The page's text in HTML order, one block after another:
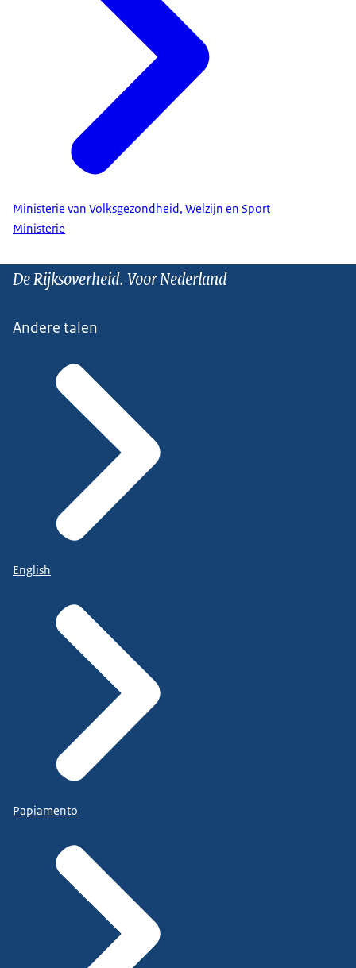
Ministerie van Volksgezondheid, Welzijn en Sport
Ministerie
De Rijksoverheid. Voor Nederland
Andere talen
English
Papiamento